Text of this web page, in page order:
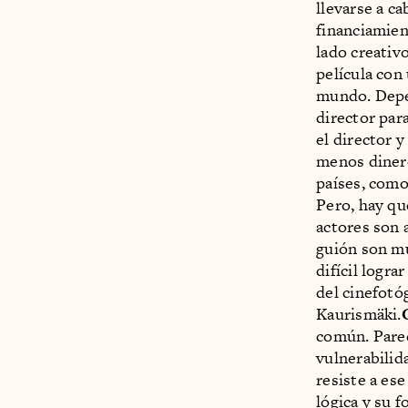
llevarse a
lado
película
mundo.
director
el director y
menos
países,
Pero, hay
actores son
guión son
difícil lograr
del
Kaurismäki.
común.
resiste a
lógica y su